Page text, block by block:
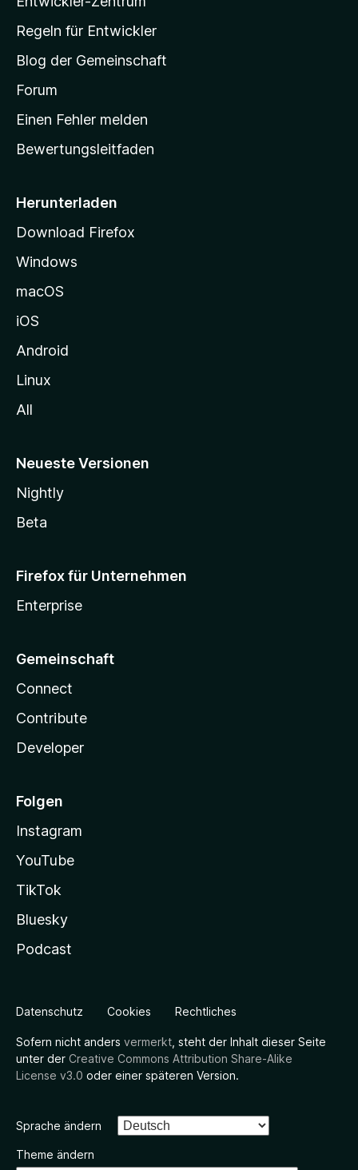
a
-
t
a
r
s
i
e
g
e
n
Regeln für Entwickler
Blog der Gemeinschaft
Forum
Einen Fehler melden
Bewertungsleitfaden
Herunterladen
Download Firefox
Windows
macOS
iOS
Android
Linux
All
Neueste Versionen
Nightly
Beta
Firefox für Unternehmen
Enterprise
Gemeinschaft
Connect
Contribute
Developer
Folgen
Instagram
YouTube
TikTok
Bluesky
Podcast
Datenschutz Cookies Rechtliches
Sofern nicht anders vermerkt , steht der Inhalt dieser Seite
unter der Creative Commons Attribution Share-Alike
License v3.0 oder einer späteren Version.
Sprache ändern
Theme ändern